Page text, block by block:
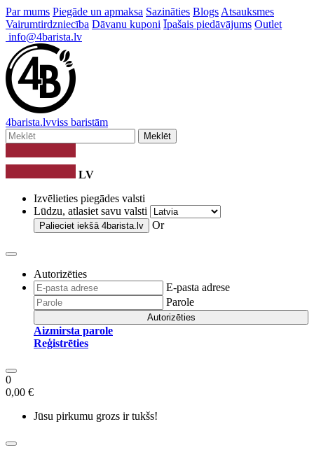
Par mums Piegāde un apmaksa Sazināties Blogs Atsauksmes
Vairumtirdzniecība Dāvanu kuponi Īpašais piedāvājums Outlet
info@4barista.lv
4barista.lvviss baristām
Meklēt
LV
Izvēlieties piegādes valsti
Lūdzu, atlasiet savu valsti
Palieciet iekšā 4barista.lv Or
Autorizēties
E-pasta adrese
Parole
Autorizēties
Aizmirsta parole
Reģistrēties
0
0,00 €
Jūsu pirkumu grozs ir tukšs!